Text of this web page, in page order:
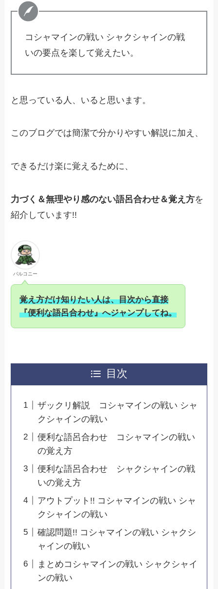
コシャマインの戦い シャクシャインの戦
いの要点を楽して覚えたい。
と思っている人、いると思います。
このブログでは簡潔で分かりやすい解説に加え、
できるだけ楽に覚えるために、
力づく＆無理やり感のない語呂合わせ＆覚え方を
紹介しています!!
バルコニー
覚え方だけ知りたい人は、目次から直接
『便利な語呂合わせ』へジャンプしてね。
目次
ザックリ解説 コシャマインの戦い シャ
クシャインの戦い
便利な語呂合わせ コシャマインの戦い
の覚え方
便利な語呂合わせ シャクシャインの戦
いの覚え方
アウトプット!! コシャマインの戦い シャ
クシャインの戦い
確認問題!! コシャマインの戦い シャクシ
ャインの戦い
まとめコシャマインの戦い シャクシャイ
ンの戦い